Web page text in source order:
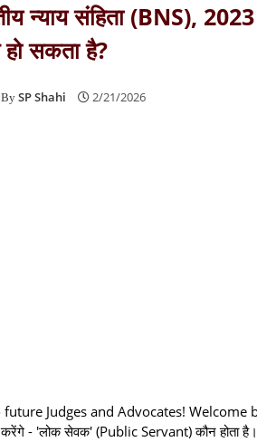
न्याय संहिता (BNS),
सकता है?
SP Shahi 2/21/2026
Judges and Advocates! Welcome
करेंगे - 'लोक सेवक' (Public Servant) कौन होता है।